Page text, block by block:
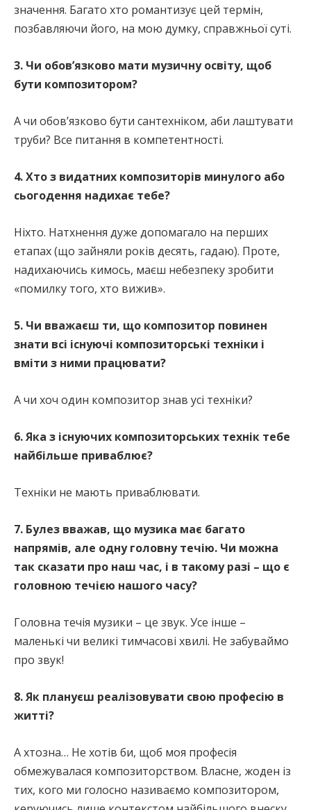
значення. Багато хто романтизує цей термін,
позбавляючи його, на мою думку, справжньої суті.
3. Чи обов’язково мати музичну освіту, щоб
бути композитором?
А чи обов’язково бути сантехніком, аби лаштувати
труби? Все питання в компетентності.
4. Хто з видатних композиторів минулого або
сьогодення надихає тебе?
Ніхто. Натхнення дуже допомагало на перших
етапах (що зайняли років десять, гадаю). Проте,
надихаючись кимось, маєш небезпеку зробити
«помилку того, хто вижив».
5. Чи вважаєш ти, що композитор повинен
знати всі існуючі композиторські техніки і
вміти з ними працювати?
А чи хоч один композитор знав усі техніки?
6. Яка з існуючих композиторських технік тебе
найбільше приваблює?
Техніки не мають приваблювати.
7. Булез вважав, що музика має багато
напрямів, але одну головну течію. Чи можна
так сказати про наш час, і в такому разі – що є
головною течією нашого часу?
Головна течія музики – це звук. Усе інше –
маленькі чи великі тимчасові хвилі. Не забуваймо
про звук!
8. Як плануєш реалізовувати свою професію в
житті?
А хтозна… Не хотів би, щоб моя професія
обмежувалася композиторством. Власне, жоден із
тих, кого ми голосно називаємо композитором,